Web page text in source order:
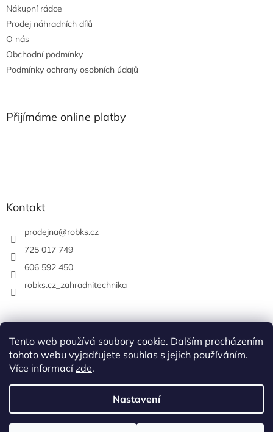
Tento web používá soubory cookie. Dalším procházením
tohoto webu vyjadřujete souhlas s jejich používáním.
Více informacízde.
Nastavení
Nákupní rádce
Prodej náhradních dílů
O nás
Obchodní podmínky
Podmínky ochrany osobních údajů
Přijímáme online platby
Kontakt
prodejna@robks.cz
725 017 749
606 592 450
robks.cz_zahradnitechnika
Vytvořil Shoptet